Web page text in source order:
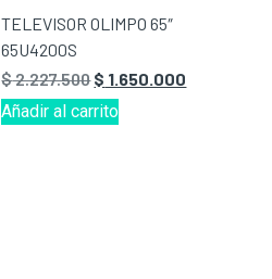
TELEVISOR OLIMPO 65″
65U4200S
$2.227.500$ 1.650.000
Añadir al carrito